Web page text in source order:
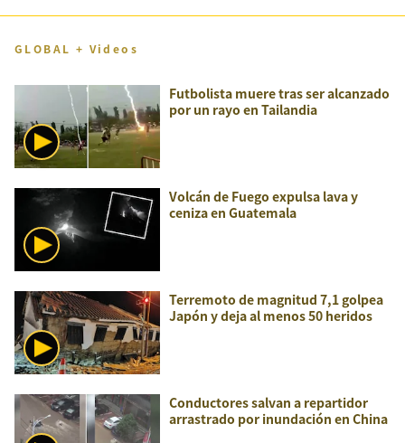
GLOBAL + Videos
Futbolista muere tras ser alcanzado
por un rayo en Tailandia
Volcán de Fuego expulsa lava y
ceniza en Guatemala
Terremoto de magnitud 7,1 golpea
Japón y deja al menos 50 heridos
Conductores salvan a repartidor
arrastrado por inundación en China